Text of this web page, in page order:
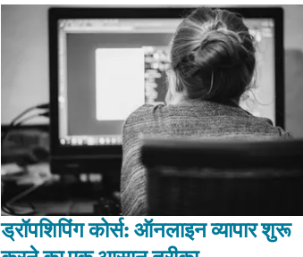
ड्रॉपशिपिंग कोर्स: ऑनलाइन व्यापार शुरू